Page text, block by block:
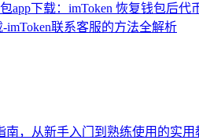
app下载：imToken 恢复钱包后代
-imToken联系客服的方法全解析
南，从新手入门到熟练使用的实用